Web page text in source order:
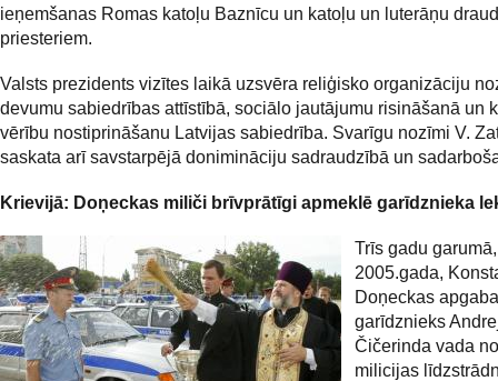
ieņemšanas Romas katoļu Baznīcu un katoļu un luterāņu
priesteriem.
Valsts prezidents vizītes laikā uzsvēra reliģisko organizāciju
devumu sabiedrības attīstībā, sociālo jautājumu risināšanā un
vērību nostiprināšanu Latvijas sabiedrība. Svarīgu nozīmi V.
saskata arī savstarpējā donimināciju sadraudzībā un
Krievijā: Doņeckas miliči brīvprātīgi apmeklē garīdznieka
Trīs gadu
2005.gada,
Doņeckas
garīdznieks
Čičerinda vada
milicijas